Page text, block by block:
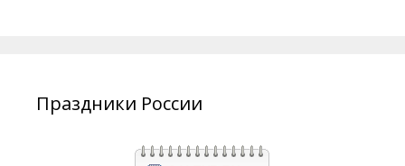
Праздники России